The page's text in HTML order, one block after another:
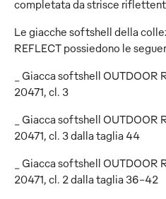
completata da strisce
Le giacche softshell della
REFLECT possiedono le
_ Giacca softshell OUTDOOR
20471, cl. 3
_ Giacca softshell OUTDOOR
20471, cl. 3 dalla taglia 44
_ Giacca softshell OUTDOOR
20471, cl. 2 dalla taglia 36-42